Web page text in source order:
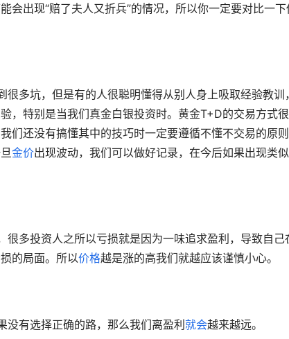
会出现“赔了夫人又折兵”的情况，所以你一定要对比一下
，特别是当我们真金白银投资时。黄金T+D的交易方式
还没有搞懂其中的技巧时一定要遵循不懂不交易的原则
金价出现波动，我们可以做好记录，在今后如果出现类
很多投资人之所以亏损就是因为一味追求盈利，导致自己
的局面。所以价格越是涨的高我们就越应该谨慎小心。
没有选择正确的路，那么我们离盈利
就会越来越远。